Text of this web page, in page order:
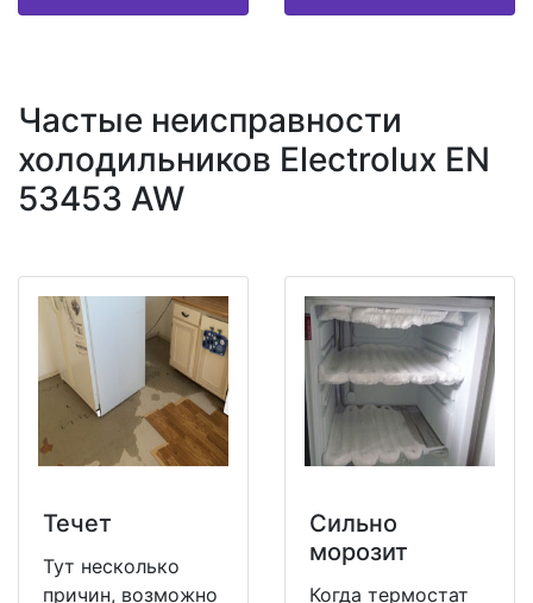
Частые неисправности
холодильников Electrolux EN
53453 AW
Течет
Тут несколько
причин, возможно
Сильно
морозит
Когда термостат